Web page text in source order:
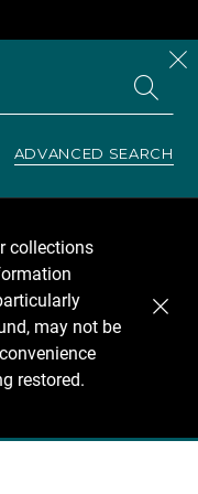
ADVANCED SEARCH
collections
may not be
restored.